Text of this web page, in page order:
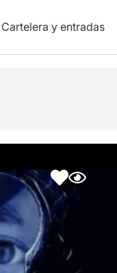
Cartelera y entradas